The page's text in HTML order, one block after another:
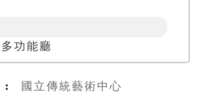
功能廳
: 國立傳統藝術中心